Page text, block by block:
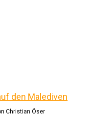
Christian Öser